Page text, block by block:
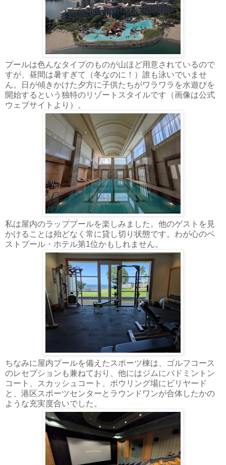
プールは色んなタイプのものが山ほど用意されているので
すが、昼間は暑すぎて（冬なのに！）誰も泳いでいませ
ん。日が傾きかけた夕方に子供たちがワラワラを水遊びを
開始するという独特のリゾートスタイルです（画像は公式
ウェブサイトより）。
私は屋内のラッププールを楽しみました。他のゲストを見
かけることは殆どなく常に貸し切り状態です。わが心のベ
ストプール・ホテル第1位かもしれません。
ちなみに屋内プールを備えたスポーツ棟は、ゴルフコース
のレセプションも兼ねており、他にはジムにバドミントン
コート、スカッシュコート、ボウリング場にビリヤード
と、港区スポーツセンターとラウンドワンが合体したかの
ような充実度合いでした。